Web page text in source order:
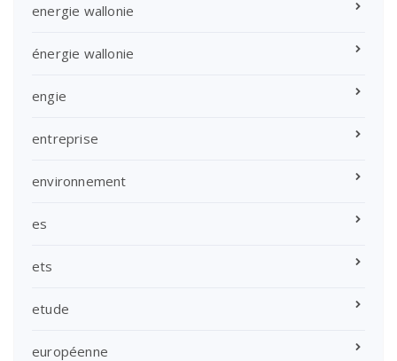
energie wallonie
énergie wallonie
engie
entreprise
environnement
es
ets
etude
européenne